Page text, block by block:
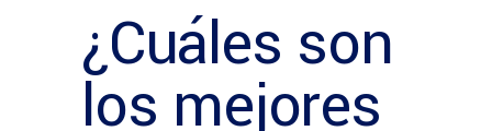
¿Cuáles son
los mejores